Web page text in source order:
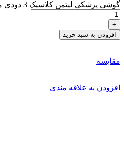
گوشی پزشکی لیتمن کلاسیک 3 دودی مشکی 5811 عدد
افزودن به سبد خرید
مقایسه
افزودن به علاقه مندی